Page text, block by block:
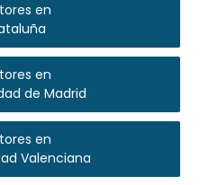
en
en
de Madrid
en
Valenciana